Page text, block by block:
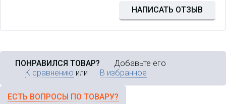
НАПИСАТЬ ОТЗЫВ
ПОНРАВИЛСЯ ТОВАР? Добавьте его
К сравнению или В избранное
ЕСТЬ ВОПРОСЫ ПО ТОВАРУ?